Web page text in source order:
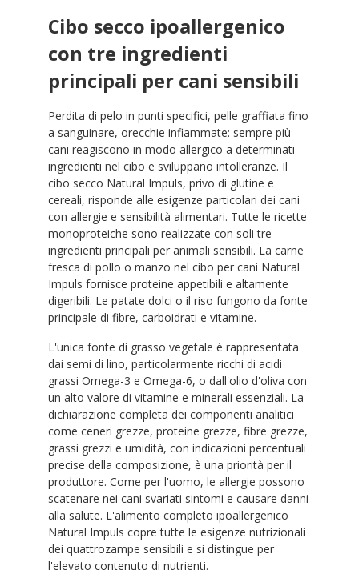
Cibo secco ipoallergenico
con tre ingredienti
principali per cani sensibili
Perdita di pelo in punti specifici, pelle graffiata fino
a sanguinare, orecchie infiammate: sempre più
cani reagiscono in modo allergico a determinati
ingredienti nel cibo e sviluppano intolleranze. Il
cibo secco Natural Impuls, privo di glutine e
cereali, risponde alle esigenze particolari dei cani
con allergie e sensibilità alimentari. Tutte le ricette
monoproteiche sono realizzate con soli tre
ingredienti principali per animali sensibili. La carne
fresca di pollo o manzo nel cibo per cani Natural
Impuls fornisce proteine appetibili e altamente
digeribili. Le patate dolci o il riso fungono da fonte
principale di fibre, carboidrati e vitamine.
L'unica fonte di grasso vegetale è rappresentata
dai semi di lino, particolarmente ricchi di acidi
grassi Omega-3 e Omega-6, o dall'olio d'oliva con
un alto valore di vitamine e minerali essenziali. La
dichiarazione completa dei componenti analitici
come ceneri grezze, proteine grezze, fibre grezze,
grassi grezzi e umidità, con indicazioni percentuali
precise della composizione, è una priorità per il
produttore. Come per l'uomo, le allergie possono
scatenare nei cani svariati sintomi e causare danni
alla salute. L'alimento completo ipoallergenico
Natural Impuls copre tutte le esigenze nutrizionali
dei quattrozampe sensibili e si distingue per
l'elevato contenuto di nutrienti.